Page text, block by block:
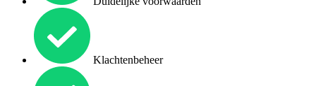
Klachtenbeheer